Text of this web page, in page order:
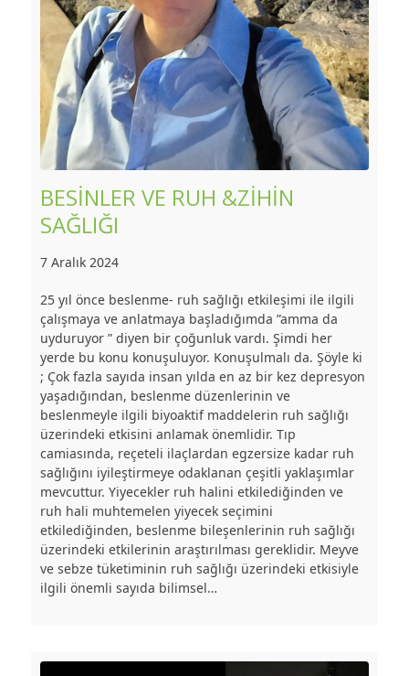
BESİNLER VE RUH &ZİHİN
SAĞLIĞI
7 Aralık 2024
25 yıl önce beslenme- ruh sağlığı etkileşimi ile ilgili
çalışmaya ve anlatmaya başladığımda ”amma da
uyduruyor ” diyen bir çoğunluk vardı. Şimdi her
yerde bu konu konuşuluyor. Konuşulmalı da. Şöyle ki
; Çok fazla sayıda insan yılda en az bir kez depresyon
yaşadığından, beslenme düzenlerinin ve
beslenmeyle ilgili biyoaktif maddelerin ruh sağlığı
üzerindeki etkisini anlamak önemlidir. Tıp
camiasında, reçeteli ilaçlardan egzersize kadar ruh
sağlığını iyileştirmeye odaklanan çeşitli yaklaşımlar
mevcuttur. Yiyecekler ruh halini etkilediğinden ve
ruh hali muhtemelen yiyecek seçimini
etkilediğinden, beslenme bileşenlerinin ruh sağlığı
üzerindeki etkilerinin araştırılması gereklidir. Meyve
ve sebze tüketiminin ruh sağlığı üzerindeki etkisiyle
ilgili önemli sayıda bilimsel…